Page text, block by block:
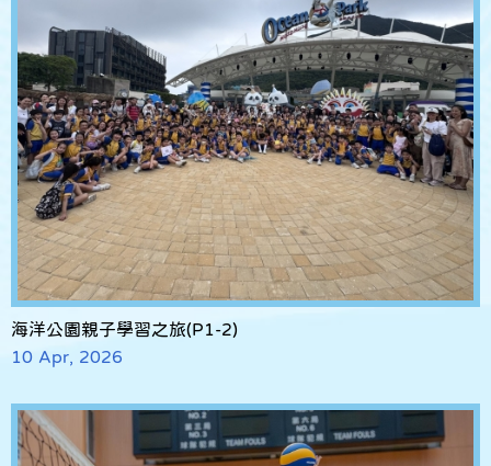
海洋公園親子學習之旅(P1-2)
10 Apr, 2026